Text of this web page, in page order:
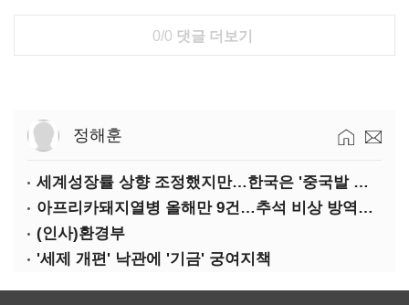
0/0 댓글 더보기
정해훈
세계성장률 상향 조정했지만…한국은 '중국발 살얼음판'
아프리카돼지열병 올해만 9건…추석 비상 방역에 '총력'
(인사)환경부
'세제 개편' 낙관에 '기금' 궁여지책